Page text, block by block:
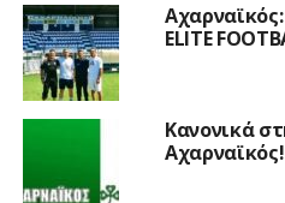
ELITE
Κανονικά
Αχαρναϊκός!